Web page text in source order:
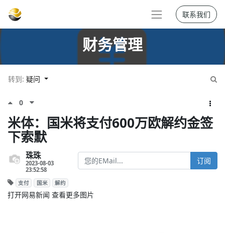
联系我们
财务管理
转到: 疑问
0
米体：国米将支付600万欧解约金签
下索默
珠珠
2023-08-03
23:52:58
订阅
支付 国米 解约
打开网易新闻 查看更多图片